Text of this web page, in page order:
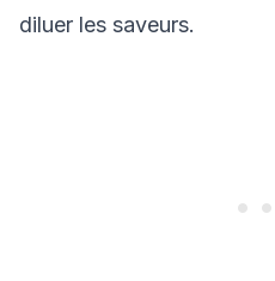
diluer les saveurs.